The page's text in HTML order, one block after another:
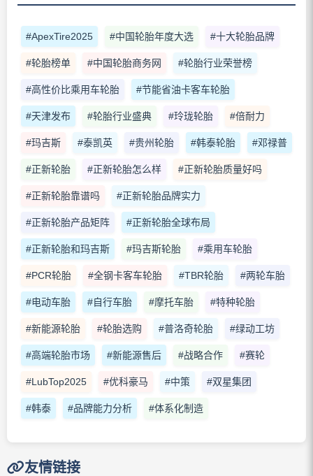
#ApexTire2025 #中国轮胎年度大选 #十大轮胎品牌
#轮胎榜单 #中国轮胎商务网 #轮胎行业荣誉榜
#高性价比乘用车轮胎 #节能省油卡客车轮胎
#天津发布 #轮胎行业盛典 #玲珑轮胎 #倍耐力
#玛吉斯 #泰凯英 #贵州轮胎 #韩泰轮胎 #邓禄普
#正新轮胎 #正新轮胎怎么样 #正新轮胎质量好吗
#正新轮胎靠谱吗 #正新轮胎品牌实力
#正新轮胎产品矩阵 #正新轮胎全球布局
#正新轮胎和玛吉斯 #玛吉斯轮胎 #乘用车轮胎
#PCR轮胎 #全钢卡客车轮胎 #TBR轮胎 #两轮车胎
#电动车胎 #自行车胎 #摩托车胎 #特种轮胎
#新能源轮胎 #轮胎选购 #普洛奇轮胎 #绿动工坊
#高端轮胎市场 #新能源售后 #战略合作 #赛轮
#LubTop2025 #优科豪马 #中策 #双星集团
#韩泰 #品牌能力分析 #体系化制造
友情链接